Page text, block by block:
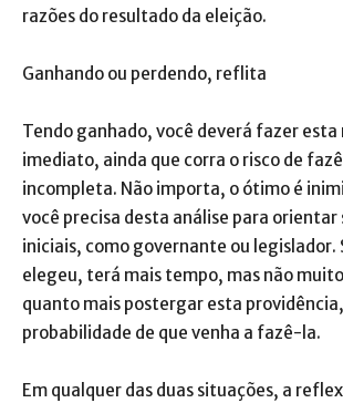
razões do resultado da eleição.
Ganhando ou perdendo, reflita
Tendo ganhado, você deverá fazer esta
imediato, ainda que corra o risco de
incompleta. Não importa, o ótimo é
você precisa desta análise para orientar
iniciais, como governante ou legislador.
elegeu, terá mais tempo, mas não
quanto mais postergar esta
probabilidade de que venha a fazê-la.
Em qualquer das duas situações, a